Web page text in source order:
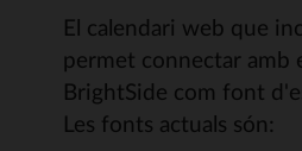
El calendari web que
permet connectar amb
BrightSide com font
Les fonts actuals són: